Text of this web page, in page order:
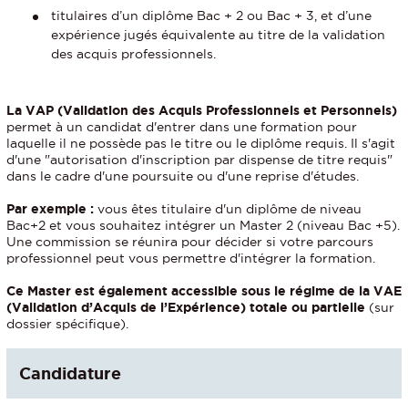
titulaires d’un diplôme Bac + 2 ou Bac + 3, et d’une
expérience jugés équivalente au titre de la validation
des acquis professionnels.
La VAP (Validation des Acquis Professionnels et Personnels)
permet à un candidat d'entrer dans une formation pour
laquelle il ne possède pas le titre ou le diplôme requis. Il s'agit
d'une "autorisation d'inscription par dispense de titre requis"
dans le cadre d'une poursuite ou d'une reprise d'études.
Par exemple : vous êtes titulaire d'un diplôme de niveau
Bac+2 et vous souhaitez intégrer un Master 2 (niveau Bac +5).
Une commission se réunira pour décider si votre parcours
professionnel peut vous permettre d'intégrer la formation.
Ce Master est également accessible sous le régime de la VAE
(Validation d’Acquis de l’Expérience) totale ou partielle (sur
dossier spécifique).
Candidature